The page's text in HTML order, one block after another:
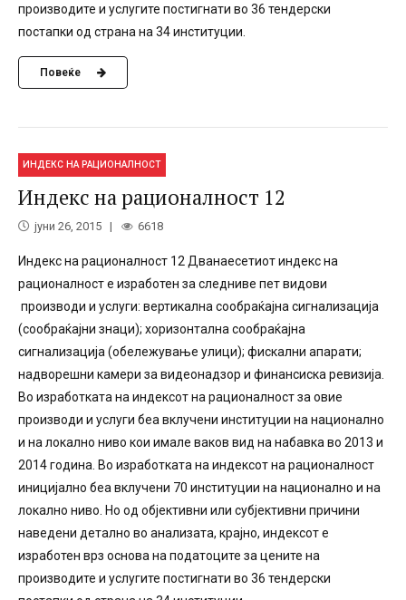
производите и услугите постигнати во 36 тендерски
постапки од страна на 34 институции.
Повеќе
ИНДЕКС НА РАЦИОНАЛНОСТ
Индекс на рационалност 12
јуни 26, 2015 6618
Индекс на рационалност 12 Дванаесетиот индекс на
рационалност е изработен за следниве пет видови
производи и услуги: вертикална сообраќајна сигнализација
(сообраќајни знаци); хоризонтална сообраќајна
сигнализација (обележување улици); фискални апарати;
надворешни камери за видеонадзор и финансиска ревизија.
Во изработката на индексот на рационалност за овие
производи и услуги беа вклучени институции на национално
и на локално ниво кои имале ваков вид на набавка во 2013 и
2014 година. Во изработката на индексот на рационалност
иницијално беа вклучени 70 институции на национално и на
локално ниво. Но од објективни или субјективни причини
наведени детално во анализата, крајно, индексот е
изработен врз основа на податоците за цените на
производите и услугите постигнати во 36 тендерски